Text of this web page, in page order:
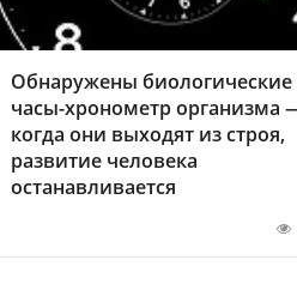
Обнаружены биологические
часы-хронометр организма
когда они выходят из строя,
развитие человека
останавливается